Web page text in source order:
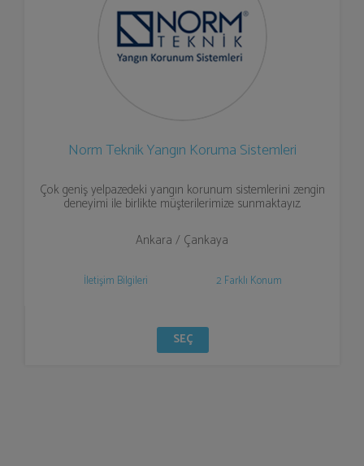
Norm Teknik Yangın Koruma Sistemleri
Çok geniş yelpazedeki yangın korunum sistemlerini zengin
deneyimi ile birlikte müşterilerimize sunmaktayız.
Ankara / Çankaya
İletişim Bilgileri 2 Farklı Konum
SEÇ